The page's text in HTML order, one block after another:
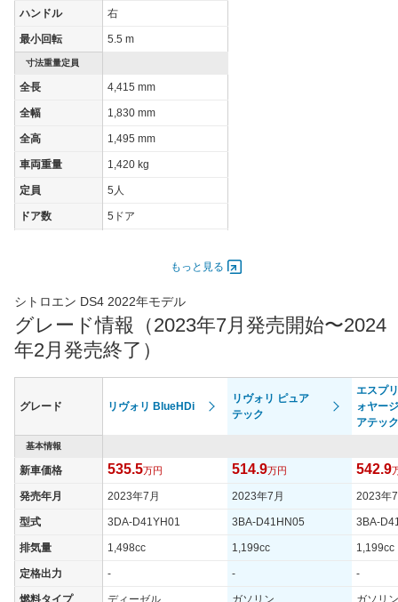
ハンドル 右
最小回転 5.5 m
寸法重量定員
全長 4,415 mm
全幅 1,830 mm
全高 1,495 mm
車両重量 1,420 kg
定員 5人
ドア数 5ドア
最高出力 96.00 [130]/ 5,500
最高トルク 230 [23.5]/ 1,750
過給機 TB
タイヤ
タイヤサイズ
205/55R19
タイヤサイズ
(後)
街地)
14.5km/L
WLTCモード(郊
外)
もっと見る
シトロエン DS4 2022年モデル
グレード情報（2023年7月発売開始〜2024
年2月発売終了）
グレード リヴォリ BlueHDi
リヴォリ ピュア
テック
エスプ
ォヤー
アテック
基本情報
新車価格 535.5万円 514.9万円 542.9
発売年月 2023年7月 2023年7月 2023年
型式 3DA-D41YH01 3BA-D41HN05 3BA-
排気量 1,498cc 1,199cc 1,199cc
定格出力 - - -
燃料タイプ ディーゼル ガソリン ガソリン